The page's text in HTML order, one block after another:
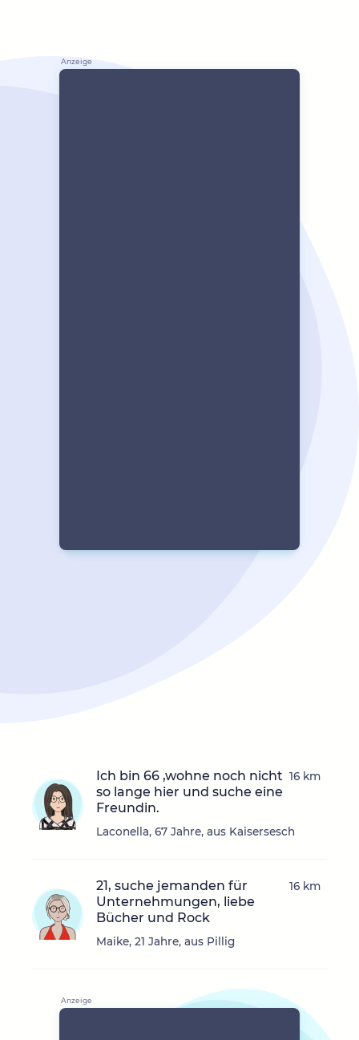
Ich bin 66 ,wohne noch nicht
so lange hier und suche eine
Freundin.
Laconella, 67 Jahre, aus Kaisersesch
16 km
21, suche jemanden für
Unternehmungen, liebe
Bücher und Rock
Maike, 21 Jahre, aus Pillig
16 km